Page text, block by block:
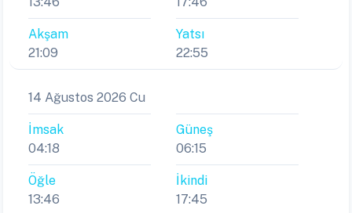
Akşam
21:09
Yatsı
22:55
14 Ağustos 2026 Cu
İmsak
04:18
Güneş
06:15
Öğle
13:46
İkindi
17:45